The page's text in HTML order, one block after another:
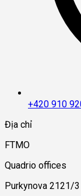
+420 910
Địa chỉ
FTMO
Quadrio offices
Purkynova 2121/3